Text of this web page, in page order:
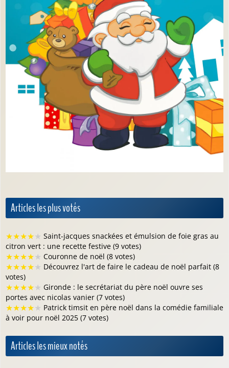
Articles les plus votés
★★★★★ Saint-jacques snackées et émulsion de foie gras au
citron vert : une recette festive (9 votes)
★★★★★ Couronne de noël (8 votes)
★★★★★ Découvrez l'art de faire le cadeau de noël parfait (8
votes)
★★★★★ Gironde : le secrétariat du père noël ouvre ses
portes avec nicolas vanier (7 votes)
★★★★★ Patrick timsit en père noël dans la comédie familiale
à voir pour noël 2025 (7 votes)
Articles les mieux notés